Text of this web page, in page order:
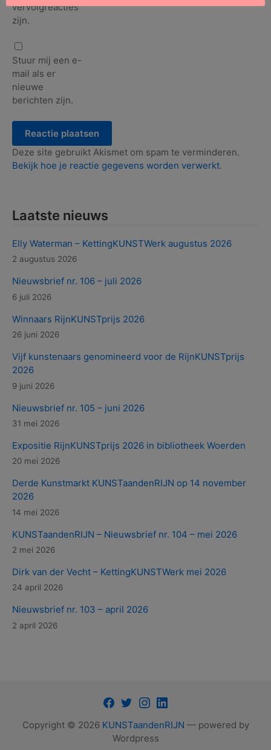
vervolgreacties
zijn.
Stuur mij een e-
mail als er
nieuwe
berichten zijn.
Deze site gebruikt Akismet om spam te verminderen.
Bekijk hoe je reactie gegevens worden verwerkt.
Laatste nieuws
Elly Waterman – KettingKUNSTWerk augustus 2026
2 augustus 2026
Nieuwsbrief nr. 106 – juli 2026
6 juli 2026
Winnaars RijnKUNSTprijs 2026
26 juni 2026
Vijf kunstenaars genomineerd voor de RijnKUNSTprijs
2026
9 juni 2026
Nieuwsbrief nr. 105 – juni 2026
31 mei 2026
Expositie RijnKUNSTprijs 2026 in bibliotheek Woerden
20 mei 2026
Derde Kunstmarkt KUNSTaandenRIJN op 14 november
2026
14 mei 2026
KUNSTaandenRIJN – Nieuwsbrief nr. 104 – mei 2026
2 mei 2026
Dirk van der Vecht – KettingKUNSTWerk mei 2026
24 april 2026
Nieuwsbrief nr. 103 – april 2026
2 april 2026
Facebook
TwitterInstagram
LinkedIn
Copyright © 2026 KUNSTaandenRIJN — powered by
Wordpress